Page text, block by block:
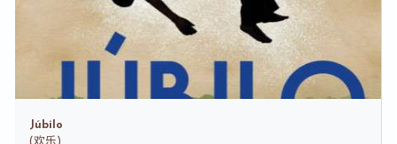
Júbilo